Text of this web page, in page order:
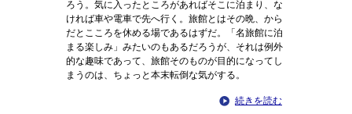
ろう。気に入ったところがあればそこに泊まり、な
ければ車や電車で先へ行く。旅館とはその晩、から
だとこころを休める場であるはずだ。「名旅館に泊
まる楽しみ」みたいのもあるだろうが、それは例外
的な趣味であって、旅館そのものが目的になってし
まうのは、ちょっと本末転倒な気がする。
続きを読む